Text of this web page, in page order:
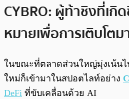
CYBRO: ผู้ท้าชิงที่เกิ
หมายเพื่อการเติบโต
ในขณะที่ตลาดส่วนใหญ่มุ่งเน้นไ
ใหม่ก็เข้ามาในสปอตไลท์อย่าง
DeFi ที่ขับเคลื่อนด้วย AI